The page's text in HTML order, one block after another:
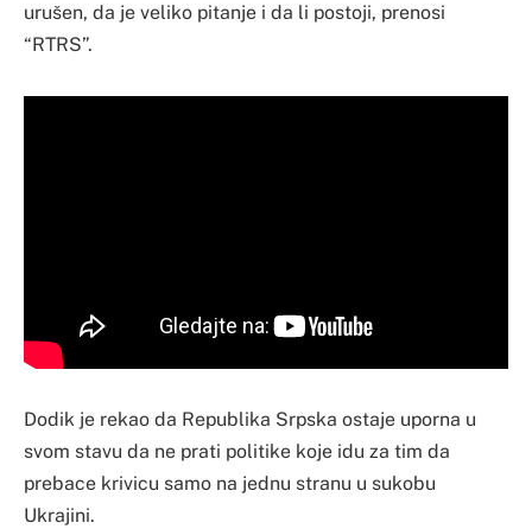
urušen, da je veliko pitanje i da li postoji, prenosi
“RTRS”.
Dodik je rekao da Republika Srpska ostaje uporna u
svom stavu da ne prati politike koje idu za tim da
prebace krivicu samo na jednu stranu u sukobu
Ukrajini.